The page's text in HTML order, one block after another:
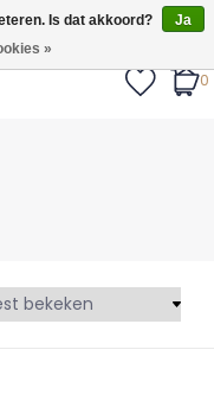
€55.
0
Is dat akkoord?
Ja
»